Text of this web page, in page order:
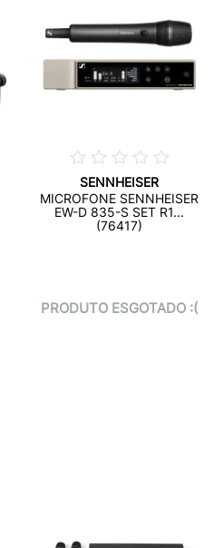
SENNHEISER
MICROFONE SENNHEISER
EW-D 835-S SET R1...
(76417)
PRODUTO ESGOTADO :(